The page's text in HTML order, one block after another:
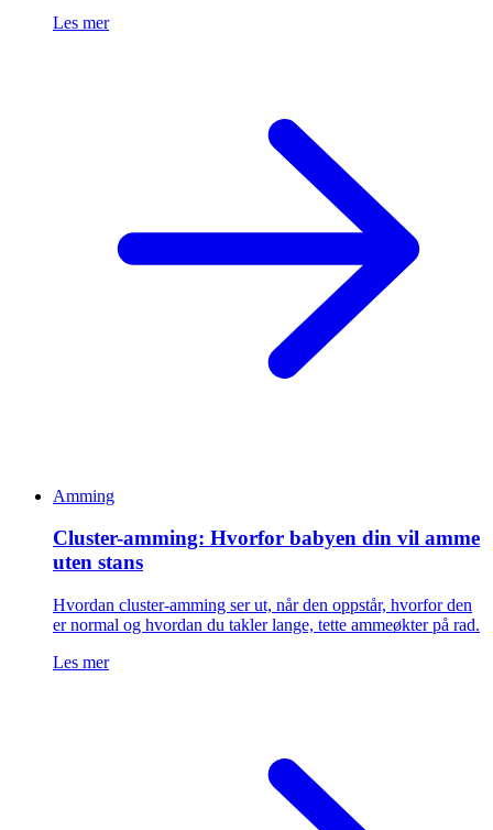
Les mer
Amming
Cluster-amming: Hvorfor babyen din vil amme
uten stans
Hvordan cluster-amming ser ut, når den oppstår, hvorfor den
er normal og hvordan du takler lange, tette ammeøkter på rad.
Les mer